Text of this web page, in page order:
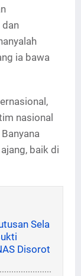
dan
ia bawa
nasional
baik di
Sela
Disorot